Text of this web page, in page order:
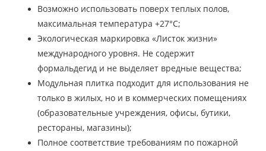
Возможно использовать поверх теплых полов,
максимальная температура +27°С;
Экологическая маркировка «Листок жизни»
международного уровня. Не содержит
формальдегид и не выделяет вредные вещества;
Модульная плитка подходит для использования не
только в жилых, но и в коммерческих помещениях
(образовательные учреждения, офисы, бутики,
рестораны, магазины);
Полное соответствие требованиям по пожарной